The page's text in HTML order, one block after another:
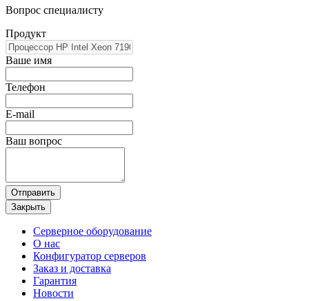
Вопрос специалисту
Продукт
Ваше имя
Телефон
E-mail
Ваш вопрос
Отправить
Закрыть
Серверное оборудование
О нас
Конфигуратор серверов
Заказ и доставка
Гарантия
Новости